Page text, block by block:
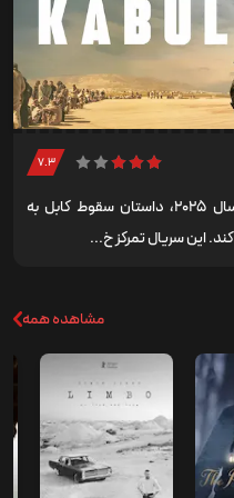
۷.۳
مینی سریال فرانسوی «کابل»محصول سال ۲۰۲۵، داستان سقوط کابل به
مشاهده همه